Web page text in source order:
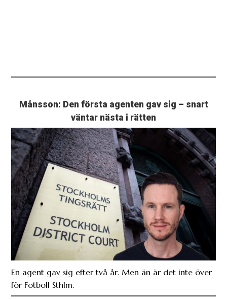
Månsson: Den första agenten gav sig – snart
väntar nästa i rätten
En agent gav sig efter två år. Men än är det inte över
för Fotboll Sthlm.